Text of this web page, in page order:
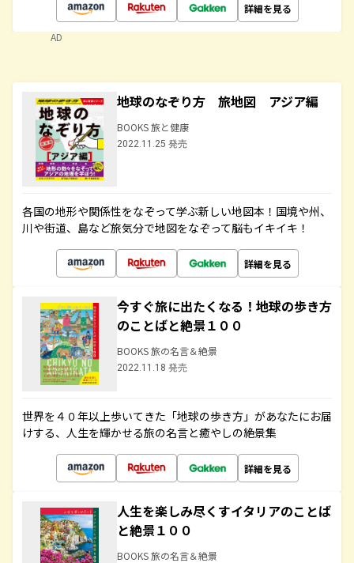
詳細を見る
AD
地球のなぞり方 旅地図 アジア編
BOOKS 旅と健康
2022.11.25 発売
各国の地形や関係性をなぞって学ぶ新しい地図本！国境や州、
川や街道、島など旅気分で地図をなぞって脳もイキイキ！
詳細を見る
今すぐ旅に出たくなる！地球の歩き方
のことばと絶景１００
BOOKS 旅の名言＆絶景
2022.11.18 発売
世界を４０年以上歩いてきた「地球の歩き方」があなたにお届
けする、人生を輝かせる旅の名言と癒やしの絶景集
詳細を見る
人生を楽しみ尽くすイタリアのことば
と絶景１００
BOOKS 旅の名言＆絶景